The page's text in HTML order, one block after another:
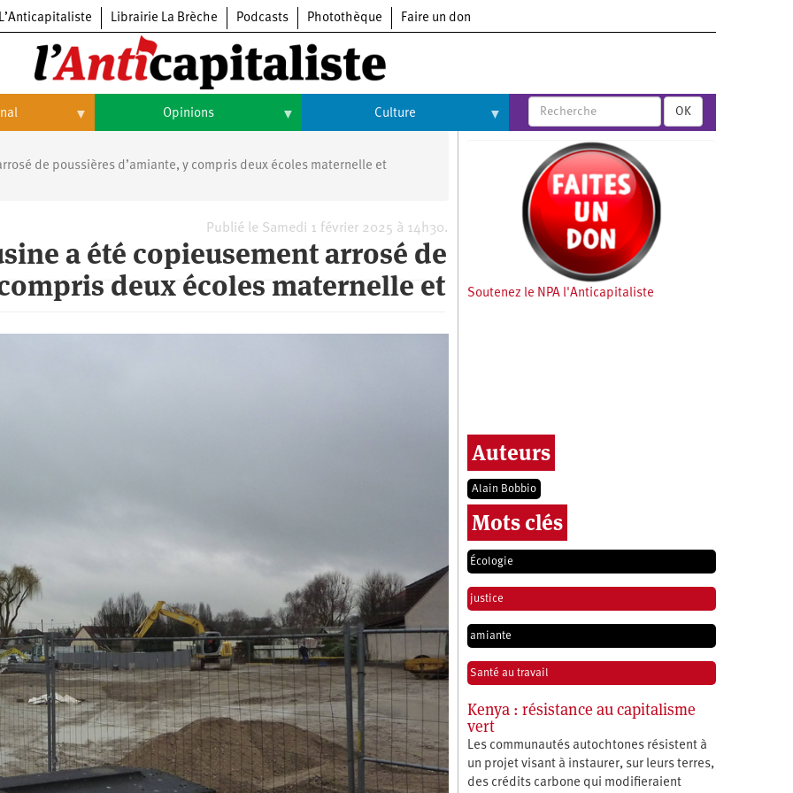
L’Anticapitaliste Librairie La Brèche Podcasts Photothèque Faire un don
Opinions Culture
Cinéma
Expositions
Livres
Musique
OK
de poussières d’amiante, y compris deux écoles maternelle et
Publié le Samedi 1 février 2025 à 14h30.
a été copieusement arrosé de
deux écoles maternelle et
Soutenez le NPA l'Anticapitaliste
Auteurs
Alain Bobbio
Mots clés
Écologie
justice
amiante
Santé au travail
Kenya : résistance au capitalisme
vert
Les communautés autochtones résistent à
un projet visant à instaurer, sur leurs terres,
des crédits carbone qui modifieraient